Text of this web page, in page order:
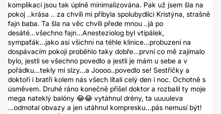
komplikací jsou tak úplně minimalizována. Pak už jsem šla na
pokoj ..krása .. za chvíli mi přibyla spolubydlíci Kristýna, strašně
fajn baba. Ta šla na věc chvíli přede mnou ..já po
desáté...všechno fajn...Anesteziolog byl vtipálek,
sympaťák...jako asi všichni na téhle klinice...probuzení na
dospávacím pokoji proběhlo taky dobře...první co mě zajímalo
bylo, jestli se všechno povedlo a jestli je mám u sebe a v
pořádku...tekly mi slzy...a Joooo..povedlo se! Sestřičky a
doktoři i bratři kolem nás všech lítali celý den i noc. Ochotně s
úsměvem. Druhé ráno konečně přišel doktor a rozbalil ty moje
mega nateklý balóny 😂😂 vytáhnul drény, ta uuuuleva
...odmotal obvazy a jen utáhnul kompresku...pás nemusí být!